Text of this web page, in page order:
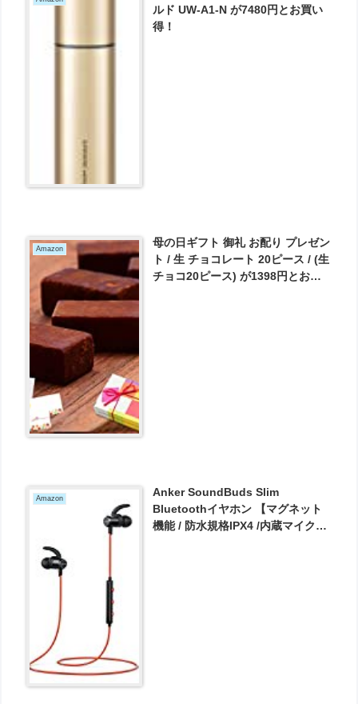
ルド UW-A1-N が7480円とお買い
得！
Amazon
母の日ギフト 御礼 お配り プレゼン
ト / 生 チョコレート 20ピース / (生
チョコ20ピース) が1398円とお買
Amazon
Anker SoundBuds Slim
Bluetoothイヤホン 【マグネット
機能 / 防水規格IPX4 /内蔵マイク搭